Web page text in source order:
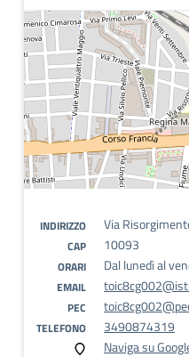
INDIRIZZO Via
CAP 10093
ORARI Dal lunedì al
EMAIL
PEC
TELEFONO
3490874319
Naviga su